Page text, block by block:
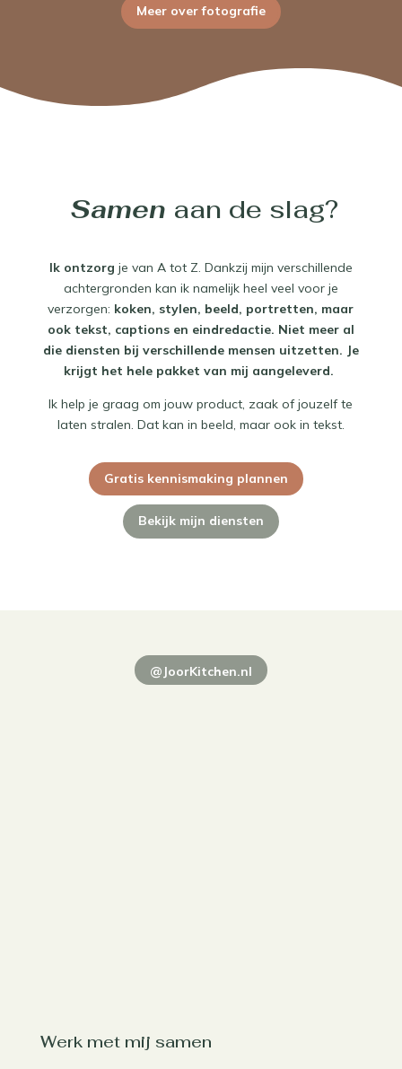
Meer over fotografie
Samen aan de slag?
Ik ontzorg je van A tot Z. Dankzij mijn verschillende
achtergronden kan ik namelijk heel veel voor je
verzorgen: koken, stylen, beeld, portretten, maar
ook tekst, captions en eindredactie. Niet meer al
die diensten bij verschillende mensen uitzetten. Je
krijgt het hele pakket van mij aangeleverd.
Ik help je graag om jouw product, zaak of jouzelf te
laten stralen. Dat kan in beeld, maar ook in tekst.
Gratis kennismaking plannen
Bekijk mijn diensten
@JoorKitchen.nl
Werk met mij samen